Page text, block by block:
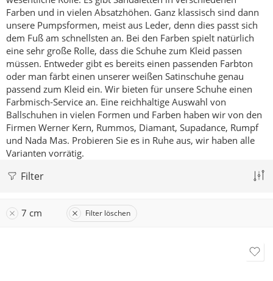
Farben und in vielen Absatzhöhen. Ganz klassisch sind dann
unsere Pumpsformen, meist aus Leder, denn dies passt sich
dem Fuß am schnellsten an. Bei den Farben spielt natürlich
eine sehr große Rolle, dass die Schuhe zum Kleid passen
müssen. Entweder gibt es bereits einen passenden Farbton
oder man färbt einen unserer weißen Satinschuhe genau
passend zum Kleid ein. Wir bieten für unsere Schuhe einen
Farbmisch-Service an. Eine reichhaltige Auswahl von
Ballschuhen in vielen Formen und Farben haben wir von den
Firmen Werner Kern, Rummos, Diamant, Supadance, Rumpf
und Nada Mas. Probieren Sie es in Ruhe aus, wir haben alle
Varianten vorrätig.
Filter
7 cm Filter löschen